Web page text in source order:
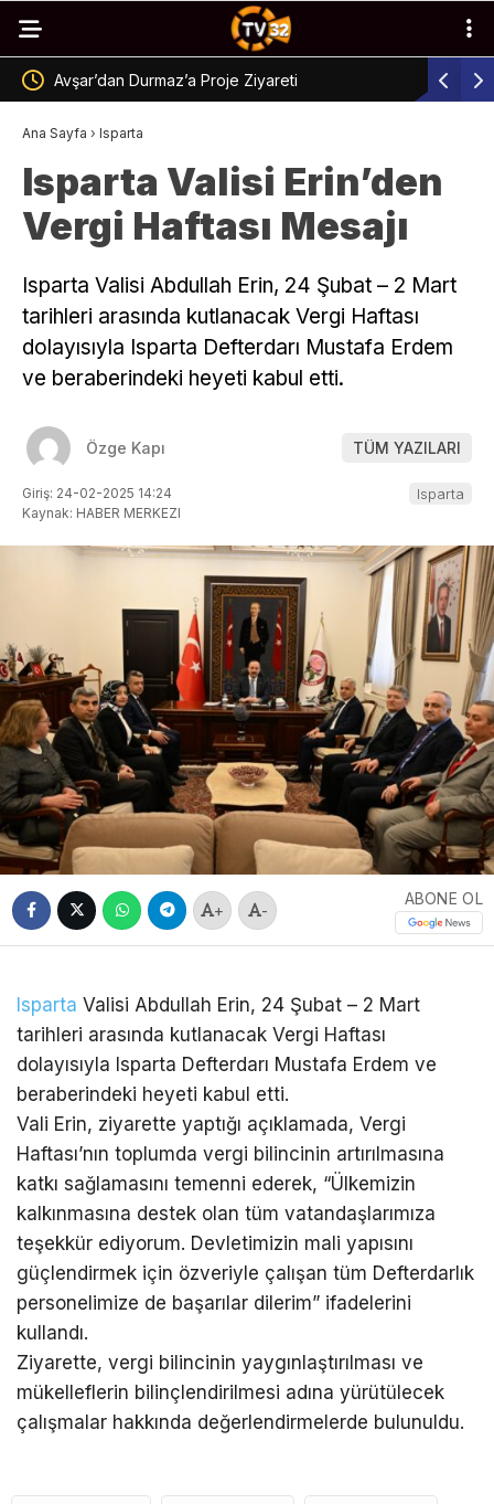
Avşar’dan Durmaz’a Proje Ziyareti
Ana Sayfa › Isparta
Isparta Valisi Erin’den
Vergi Haftası Mesajı
Isparta Valisi Abdullah Erin, 24 Şubat – 2 Mart
tarihleri arasında kutlanacak Vergi Haftası
dolayısıyla Isparta Defterdarı Mustafa Erdem
ve beraberindeki heyeti kabul etti.
Özge Kapı TÜM YAZILARI
Giriş: 24-02-2025 14:24
Kaynak: HABER MERKEZI
Isparta
+ -
ABONE OL
Isparta Valisi Abdullah Erin, 24 Şubat – 2 Mart
tarihleri arasında kutlanacak Vergi Haftası
dolayısıyla Isparta Defterdarı Mustafa Erdem ve
beraberindeki heyeti kabul etti.
Vali Erin, ziyarette yaptığı açıklamada, Vergi
Haftası’nın toplumda vergi bilincinin artırılmasına
katkı sağlamasını temenni ederek, “Ülkemizin
kalkınmasına destek olan tüm vatandaşlarımıza
teşekkür ediyorum. Devletimizin mali yapısını
güçlendirmek için özveriyle çalışan tüm Defterdarlık
personelimize de başarılar dilerim” ifadelerini
kullandı.
Ziyarette, vergi bilincinin yaygınlaştırılması ve
mükelleflerin bilinçlendirilmesi adına yürütülecek
çalışmalar hakkında değerlendirmelerde bulunuldu.